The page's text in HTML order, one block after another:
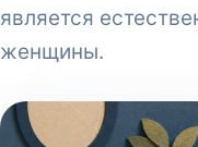
является
женщины.